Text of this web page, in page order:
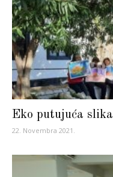
Eko putujuća slika
22. Novembra 2021.